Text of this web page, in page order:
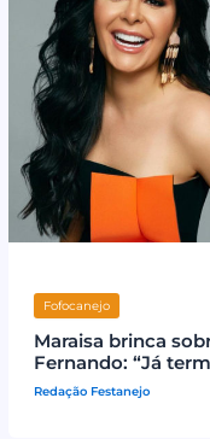
Fofocanejo
Maraisa brinca
Fernando: “Já
Redação Festanejo